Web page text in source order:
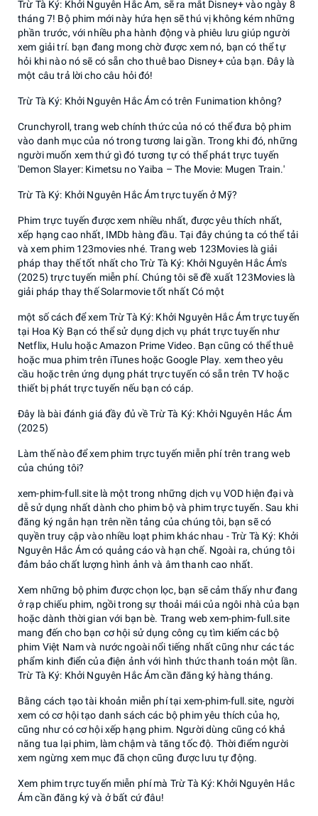
Trừ Tà Ký: Khởi Nguyên Hắc Ám, sẽ ra mắt Disney+ vào ngày 8
tháng 7! Bộ phim mới này hứa hẹn sẽ thú vị không kém những
phần trước, với nhiều pha hành động và phiêu lưu giúp người
xem giải trí. bạn đang mong chờ được xem nó, bạn có thể tự
hỏi khi nào nó sẽ có sẵn cho thuê bao Disney+ của bạn. Đây là
một câu trả lời cho câu hỏi đó!
Trừ Tà Ký: Khởi Nguyên Hắc Ám có trên Funimation không?
Crunchyroll, trang web chính thức của nó có thể đưa bộ phim
vào danh mục của nó trong tương lai gần. Trong khi đó, những
người muốn xem thứ gì đó tương tự có thể phát trực tuyến
'Demon Slayer: Kimetsu no Yaiba – The Movie: Mugen Train.'
Trừ Tà Ký: Khởi Nguyên Hắc Ám trực tuyến ở Mỹ?
Phim trực tuyến được xem nhiều nhất, được yêu thích nhất,
xếp hạng cao nhất, IMDb hàng đầu. Tại đây chúng ta có thể tải
và xem phim 123movies nhé. Trang web 123Movies là giải
pháp thay thế tốt nhất cho Trừ Tà Ký: Khởi Nguyên Hắc Ám's
(2025) trực tuyến miễn phí. Chúng tôi sẽ đề xuất 123Movies là
giải pháp thay thế Solarmovie tốt nhất Có một
một số cách để xem Trừ Tà Ký: Khởi Nguyên Hắc Ám trực tuyến
tại Hoa Kỳ Bạn có thể sử dụng dịch vụ phát trực tuyến như
Netflix, Hulu hoặc Amazon Prime Video. Bạn cũng có thể thuê
hoặc mua phim trên iTunes hoặc Google Play. xem theo yêu
cầu hoặc trên ứng dụng phát trực tuyến có sẵn trên TV hoặc
thiết bị phát trực tuyến nếu bạn có cáp.
Đây là bài đánh giá đầy đủ về Trừ Tà Ký: Khởi Nguyên Hắc Ám
(2025)
Làm thế nào để xem phim trực tuyến miễn phí trên trang web
của chúng tôi?
xem-phim-full.site là một trong những dịch vụ VOD hiện đại và
dễ sử dụng nhất dành cho phim bộ và phim trực tuyến. Sau khi
đăng ký ngắn hạn trên nền tảng của chúng tôi, bạn sẽ có
quyền truy cập vào nhiều loạt phim khác nhau - Trừ Tà Ký: Khởi
Nguyên Hắc Ám có quảng cáo và hạn chế. Ngoài ra, chúng tôi
đảm bảo chất lượng hình ảnh và âm thanh cao nhất.
Xem những bộ phim được chọn lọc, bạn sẽ cảm thấy như đang
ở rạp chiếu phim, ngồi trong sự thoải mái của ngôi nhà của bạn
hoặc dành thời gian với bạn bè. Trang web xem-phim-full.site
mang đến cho bạn cơ hội sử dụng công cụ tìm kiếm các bộ
phim Việt Nam và nước ngoài nổi tiếng nhất cũng như các tác
phẩm kinh điển của điện ảnh với hình thức thanh toán một lần.
Trừ Tà Ký: Khởi Nguyên Hắc Ám cần đăng ký hàng tháng.
Bằng cách tạo tài khoản miễn phí tại xem-phim-full.site, người
xem có cơ hội tạo danh sách các bộ phim yêu thích của họ,
cũng như có cơ hội xếp hạng phim. Người dùng cũng có khả
năng tua lại phim, làm chậm và tăng tốc độ. Thời điểm người
xem ngừng xem mục đã chọn cũng được lưu tự động.
Xem phim trực tuyến miễn phí mà Trừ Tà Ký: Khởi Nguyên Hắc
Ám cần đăng ký và ở bất cứ đâu!